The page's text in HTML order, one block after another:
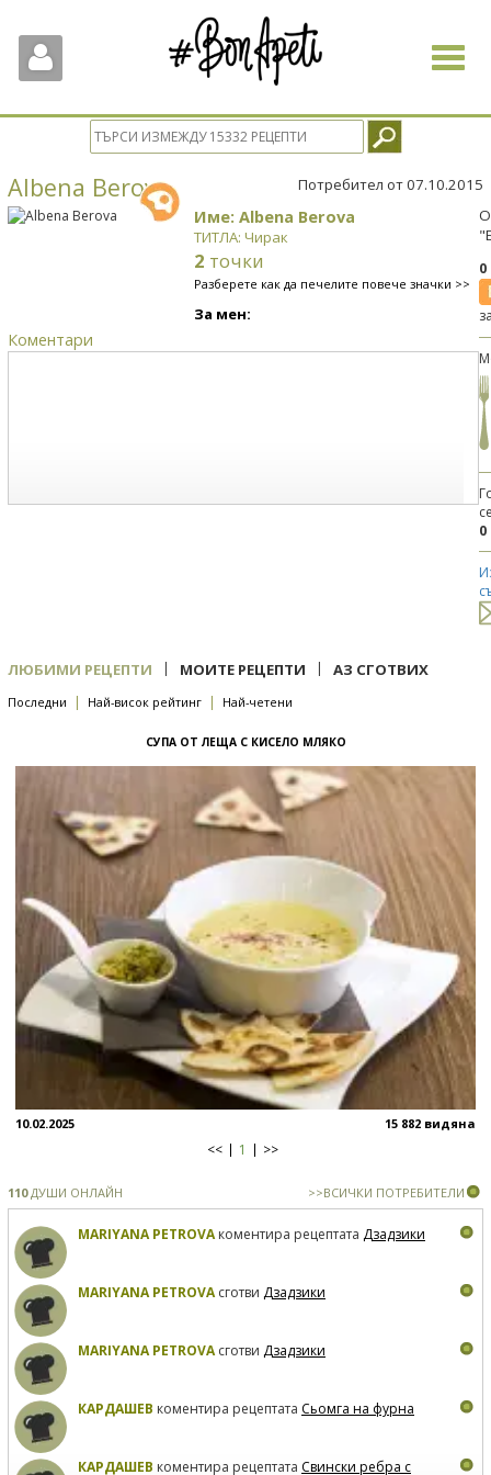
Toggle
Albena Berova Потребител от 07.10.2015
Име: Albena Berova
ТИТЛА: Чирак
2 точки
Разберете как да печелите повече значки >>
За мен:
Коментари
0
ЛЮБИМИ РЕЦЕПТИ | МОИТЕ РЕЦЕПТИ | АЗ СГОТВИХ
Последни | Най-висок рейтинг | Най-четени
СУПА ОТ ЛЕЩА С КИСЕЛО МЛЯКО
10.02.2025 15 882 видяна
<< 1 >>
110ДУШИ ОНЛАЙН >>ВСИЧКИ ПОТРЕБИТЕЛИ
MARIYANA PETROVAкоментира рецептата Дзадзики
MARIYANA PETROVAсготви Дзадзики
MARIYANA PETROVAсготви Дзадзики
КАРДАШЕВ коментира рецептата Сьомга на фурна
КАРДАШЕВ коментира рецептата Свински ребра с